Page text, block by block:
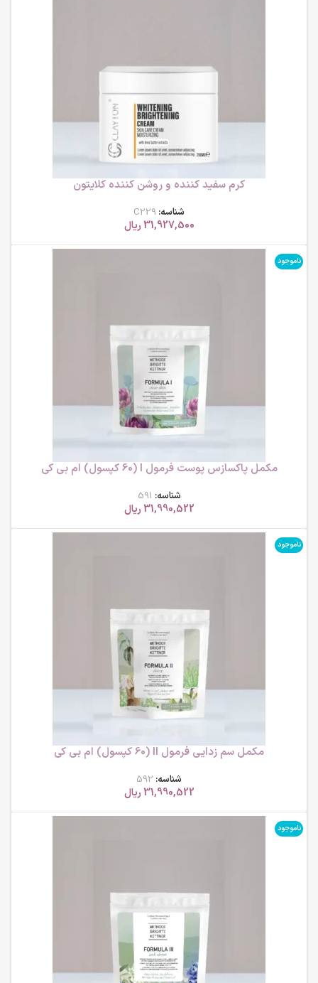
کرم سفید کننده و روشن کننده کلایتون
شناسه: C229
31,927,500 ریال
ناموجود
مکمل پاکسازس پوست فرمول I (60 کپسول) ام بی کی
شناسه: 591
31,990,522 ریال
ناموجود
مکمل سم زدایی فرمول II (60 کپسول) ام بی کی
شناسه: 592
31,990,522 ریال
ناموجود